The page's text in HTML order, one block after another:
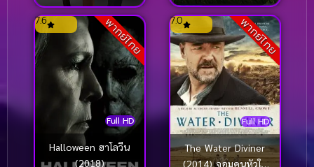
พากย์ไทย
Full HD
7.6
Halloween ฮาโลวีน
(2018)
พากย์ไทย
Full HD
7.0
The Water Diviner
(2014) จอมคนหัวใจ